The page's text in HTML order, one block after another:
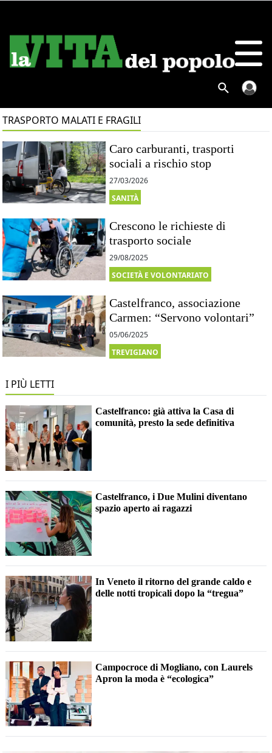
TRASPORTO MALATI E FRAGILI
Caro carburanti, trasporti
sociali a rischio stop
27/03/2026
SANITÀ
Crescono le richieste di
trasporto sociale
29/08/2025
SOCIETÀ E VOLONTARIATO
Castelfranco, associazione
Carmen: “Servono volontari”
05/06/2025
TREVIGIANO
I PIÙ LETTI
Castelfranco: già attiva la Casa di
comunità, presto la sede definitiva
Castelfranco, i Due Mulini diventano
spazio aperto ai ragazzi
In Veneto il ritorno del grande caldo e
delle notti tropicali dopo la “tregua”
Campocroce di Mogliano, con Laurels
Apron la moda è “ecologica”